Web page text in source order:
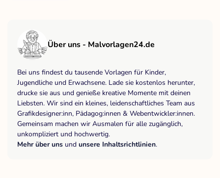
Über uns - Malvorlagen24.de
Bei uns findest du tausende Vorlagen für Kinder,
Jugendliche und Erwachsene. Lade sie kostenlos herunter,
drucke sie aus und genieße kreative Momente mit deinen
Liebsten. Wir sind ein kleines, leidenschaftliches Team aus
Grafikdesigner:inn, Pädagog:innen & Webentwickler:innen.
Gemeinsam machen wir Ausmalen für alle zugänglich,
unkompliziert und hochwertig.
Mehr über uns und unsere Inhaltsrichtlinien.